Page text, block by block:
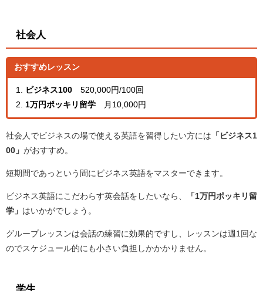
社会人
おすすめレッスン
1. ビジネス100 520,000円/100回
2. 1万円ポッキリ留学 月10,000円
社会人でビジネスの場で使える英語を習得したい方には 「ビジネス1
00」 がおすすめ。
短期間であっという間にビジネス英語をマスターできます。
ビジネス英語にこだわらす英会話をしたいなら、
「1万円ポッキリ留
学」 はいかがでしょう。
グループレッスンは会話の練習に効果的ですし、レッスンは週1回な
のでスケジュール的にも小さい負担しかかかりません。
学生